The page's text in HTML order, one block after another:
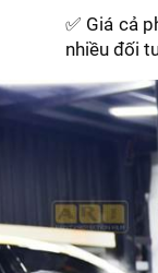
✅ Giá cả
nhiều đối